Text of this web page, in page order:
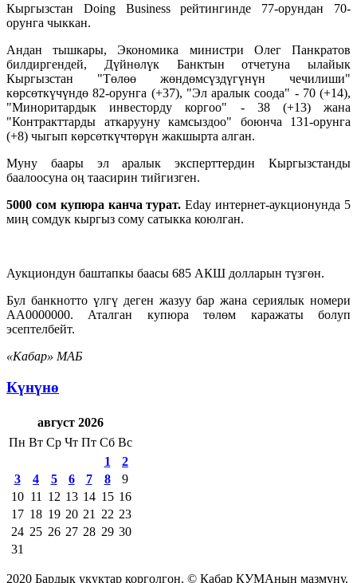
Кыргызстан Doing Business рейтингинде 77-орундан 70-
орунга чыккан.
Андан тышкары, Экономика министри Олег Панкратов
билдиргендей, Дүйнөлүк Банктын отчетуна ылайык
Кыргызстан "Төлөө жөндөмсүздүгүнүн чечилиши"
көрсөткүчүндө 82-орунга (+37), "Эл аралык соода" - 70 (+14),
"Миноритардык инвесторду коргоо" - 38 (+13) жана
"Контракттарды аткарууну камсыздоо" боюнча 131-орунга
(+8) чыгып көрсөткүчтөрүн жакшырта алган.
Муну баары эл аралык эксперттердин Кыргызстанды
баалоосуна оң таасирин тийгизген.
5000 сом купюра канча турат.Eday интернет-аукционунда 5
миң сомдук кыргыз сому сатыкка коюлган.
Аукциондун баштапкы баасы 685 АКШ долларын түзгөн.
Бул банкнотто үлгү деген жазуу бар жана сериялык номери
АA0000000. Аталган купюра төлөм каражаты болуп
эсептелбейт.
«Кабар» МАБ
Күнүнө
август 2026
Пн Вт Ср Чт Пт Сб Вс
1
2
3
4 5 6 7 8
9
10 11 12 13 14 15 16
17 18 19 20 21 22 23
24 25 26 27 28 29 30
31
2020 Бардык укуктар корголгон. © Кабар КУМАнын мазмуну.